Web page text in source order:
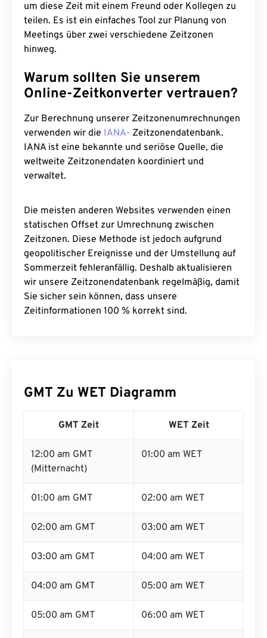
um diese Zeit mit einem Freund oder Kollegen zu
teilen. Es ist ein einfaches Tool zur Planung von
Meetings über zwei verschiedene Zeitzonen
hinweg.
Warum sollten Sie unserem
Online-Zeitkonverter vertrauen?
Zur Berechnung unserer Zeitzonenumrechnungen
verwenden wir die IANA- Zeitzonendatenbank.
IANA ist eine bekannte und seriöse Quelle, die
weltweite Zeitzonendaten koordiniert und
verwaltet.
Die meisten anderen Websites verwenden einen
statischen Offset zur Umrechnung zwischen
Zeitzonen. Diese Methode ist jedoch aufgrund
geopolitischer Ereignisse und der Umstellung auf
Sommerzeit fehleranfällig. Deshalb aktualisieren
wir unsere Zeitzonendatenbank regelmäßig, damit
Sie sicher sein können, dass unsere
Zeitinformationen 100 % korrekt sind.
GMT Zu WET Diagramm
GMT Zeit WET Zeit
12:00 am GMT
(Mitternacht)
01:00 am WET
01:00 am GMT 02:00 am WET
02:00 am GMT 03:00 am WET
03:00 am GMT 04:00 am WET
04:00 am GMT 05:00 am WET
05:00 am GMT 06:00 am WET